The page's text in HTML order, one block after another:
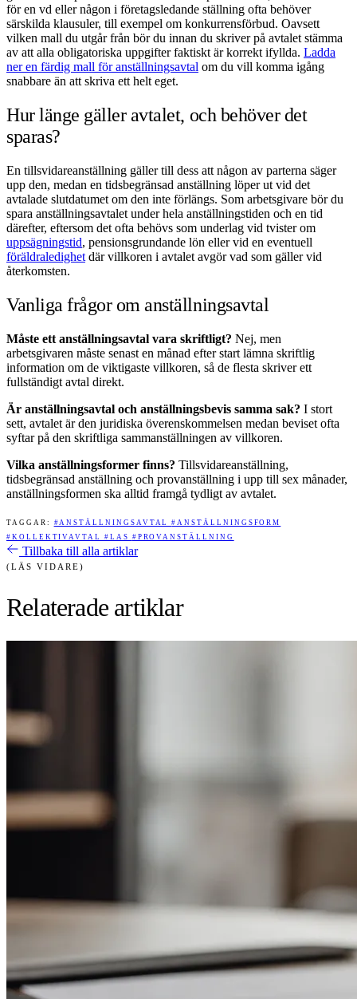
för en vd eller någon i företagsledande ställning ofta behöver
särskilda klausuler, till exempel om konkurrensförbud. Oavsett
vilken mall du utgår från bör du innan du skriver på avtalet stämma
av att alla obligatoriska uppgifter faktiskt är korrekt ifyllda. Ladda
ner en färdig mall för anställningsavtal om du vill komma igång
snabbare än att skriva ett helt eget.
Hur länge gäller avtalet, och behöver det
sparas?
En tillsvidareanställning gäller till dess att någon av parterna säger
upp den, medan en tidsbegränsad anställning löper ut vid det
avtalade slutdatumet om den inte förlängs. Som arbetsgivare bör du
spara anställningsavtalet under hela anställningstiden och en tid
därefter, eftersom det ofta behövs som underlag vid tvister om
uppsägningstid, pensionsgrundande lön eller vid en eventuell
föräldraledighet där villkoren i avtalet avgör vad som gäller vid
återkomsten.
Vanliga frågor om anställningsavtal
Måste ett anställningsavtal vara skriftligt? Nej, men
arbetsgivaren måste senast en månad efter start lämna skriftlig
information om de viktigaste villkoren, så de flesta skriver ett
fullständigt avtal direkt.
Är anställningsavtal och anställningsbevis samma sak? I stort
sett, avtalet är den juridiska överenskommelsen medan beviset ofta
syftar på den skriftliga sammanställningen av villkoren.
Vilka anställningsformer finns? Tillsvidareanställning,
tidsbegränsad anställning och provanställning i upp till sex månader,
anställningsformen ska alltid framgå tydligt av avtalet.
TAGGAR: #ANSTÄLLNINGSAVTAL#ANSTÄLLNINGSFORM
#KOLLEKTIVAVTAL #LAS #PROVANSTÄLLNING
Tillbaka till alla artiklar
(LÄS VIDARE)
Relaterade artiklar